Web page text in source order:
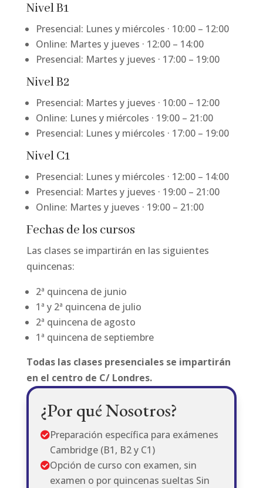
Nivel B1
Presencial: Lunes y miércoles · 10:00 – 12:00
Online: Martes y jueves · 12:00 – 14:00
Presencial: Martes y jueves · 17:00 – 19:00
Nivel B2
Presencial: Martes y jueves · 10:00 – 12:00
Online: Lunes y miércoles · 19:00 – 21:00
Presencial: Lunes y miércoles · 17:00 – 19:00
Nivel C1
Presencial: Lunes y miércoles · 12:00 – 14:00
Presencial: Martes y jueves · 19:00 – 21:00
Online: Martes y jueves · 19:00 – 21:00
Fechas de los cursos
Las clases se impartirán en las siguientes
quincenas:
2ª quincena de junio
1ª y 2ª quincena de julio
2ª quincena de agosto
1ª quincena de septiembre
Todas las clases presenciales se impartirán
en el centro de C/ Londres.
¿Por qué Nosotros?
Preparación específica para exámenes
Cambridge (B1, B2 y C1)
Opción de curso con examen, sin
examen o por quincenas sueltas Sin